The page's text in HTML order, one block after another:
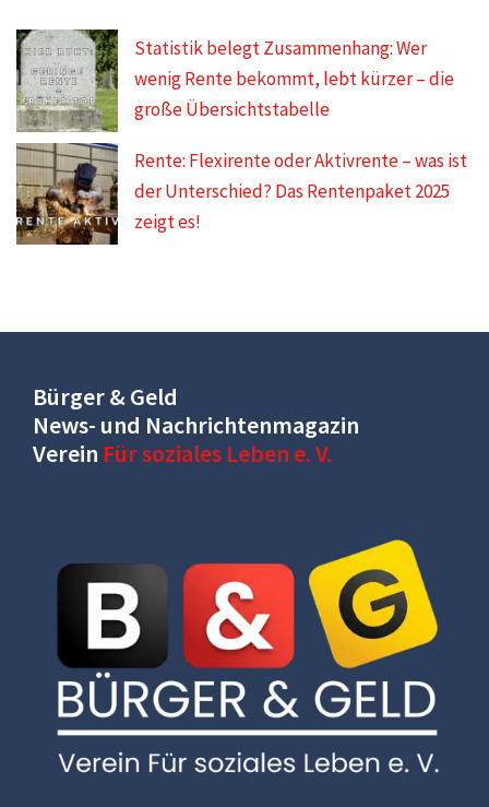
Statistik belegt Zusammenhang: Wer
wenig Rente bekommt, lebt kürzer – die
große Übersichtstabelle
Rente: Flexirente oder Aktivrente – was ist
der Unterschied? Das Rentenpaket 2025
zeigt es!
Bürger & Geld
News- und Nachrichtenmagazin
Verein Für soziales Leben e. V.